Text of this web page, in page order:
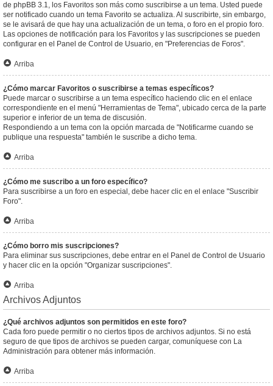
de phpBB 3.1, los Favoritos son más como suscribirse a un tema. Usted puede
ser notificado cuando un tema Favorito se actualiza. Al suscribirte, sin embargo,
se le avisará de que hay una actualización de un tema, o foro en el propio foro.
Las opciones de notificación para los Favoritos y las suscripciones se pueden
configurar en el Panel de Control de Usuario, en "Preferencias de Foros".
Arriba
¿Cómo marcar Favoritos o suscribirse a temas específicos?
Puede marcar o suscribirse a un tema específico haciendo clic en el enlace
correspondiente en el menú "Herramientas de Tema", ubicado cerca de la parte
superior e inferior de un tema de discusión.
Respondiendo a un tema con la opción marcada de "Notificarme cuando se
publique una respuesta" también le suscribe a dicho tema.
Arriba
¿Cómo me suscribo a un foro específico?
Para suscribirse a un foro en especial, debe hacer clic en el enlace "Suscribir
Foro".
Arriba
¿Cómo borro mis suscripciones?
Para eliminar sus suscripciones, debe entrar en el Panel de Control de Usuario
y hacer clic en la opción "Organizar suscripciones".
Arriba
Archivos Adjuntos
¿Qué archivos adjuntos son permitidos en este foro?
Cada foro puede permitir o no ciertos tipos de archivos adjuntos. Si no está
seguro de que tipos de archivos se pueden cargar, comuníquese con La
Administración para obtener más información.
Arriba